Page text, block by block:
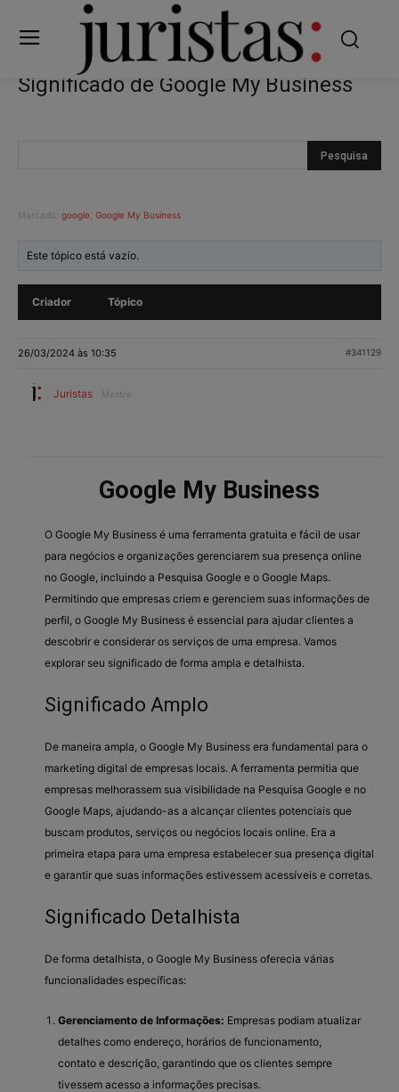
Significado de Google My Business
Marcado: google Google My Business
Este tópico está vazio.
Criador Tópico
26/03/2024 às 10:35 #341129
Juristas Mestre
Google My Business
O Google My Business é uma ferramenta gratuita e fácil de usar
para negócios e organizações gerenciarem sua presença online
no Google, incluindo a Pesquisa Google e o Google Maps.
Permitindo que empresas criem e gerenciem suas informações de
perfil, o Google My Business é essencial para ajudar clientes a
descobrir e considerar os serviços de uma empresa. Vamos
explorar seu significado de forma ampla e detalhista.
Significado Amplo
De maneira ampla, o Google My Business era fundamental para o
marketing digital de empresas locais. A ferramenta permitia que
empresas melhorassem sua visibilidade na Pesquisa Google e no
Google Maps, ajudando-as a alcançar clientes potenciais que
buscam produtos, serviços ou negócios locais online. Era a
primeira etapa para uma empresa estabelecer sua presença digital
e garantir que suas informações estivessem acessíveis e corretas.
Significado Detalhista
De forma detalhista, o Google My Business oferecia várias
funcionalidades específicas:
Gerenciamento de Informações: Empresas podiam atualizar
detalhes como endereço, horários de funcionamento,
contato e descrição, garantindo que os clientes sempre
tivessem acesso a informações precisas.